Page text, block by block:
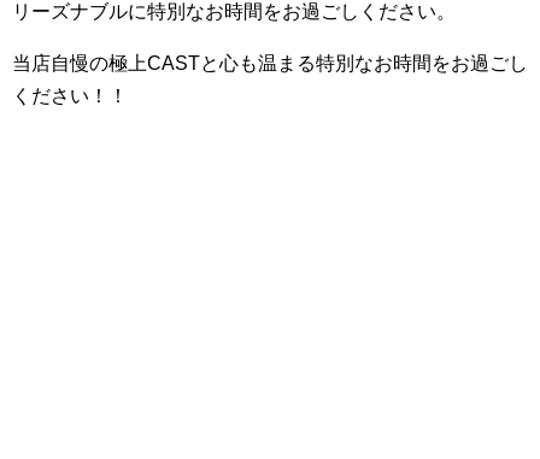
リーズナブルに特別なお時間をお過ごしください。
当店自慢の極上CASTと心も温まる特別なお時間をお過ごし
ください！！